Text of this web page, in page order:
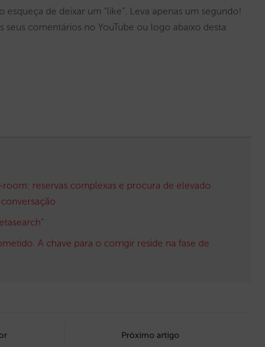
esqueça de deixar um “like”. Leva apenas um segundo!
seus comentários no YouTube ou logo abaixo desta
reservas complexas e procura de elevado
A chave para o corrigir reside na fase de
Próximo artigo